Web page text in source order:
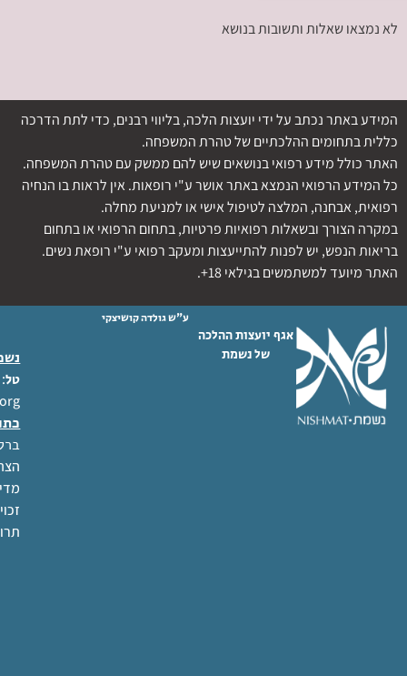
לא נמצאו שאלות ותשובות בנושא
המידע באתר נכתב על ידי יועצות הלכה, בליווי רבנים, כדי לתת הדרכה
כללית בתחומים ההלכתיים של טהרת המשפחה.
האתר כולל מידע רפואי בנושאים שיש להם ממשק עם טהרת המשפחה.
כל המידע הרפואי הנמצא באתר אושר ע"י רופאות. אין לראות בו הנחיה
רפואית, אבחנה, המלצה לטיפול אישי או למניעת מחלה.
במקרה הצורך ובשאלות רפואיות פרטיות, בתחום הרפואי או בתחום
בריאות הנפש, יש לפנות להתייעצות ומעקב רפואי ע"י רופאת נשים.
האתר מיועד למשתמשים בגילאי 18+.
אגף יועצות ההלכה
של נשמת
ע"ש גולדה קושיצקי
טל: 02-6404333
ברל